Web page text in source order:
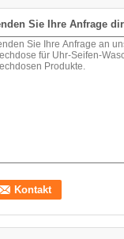
Sie Ihre Anfrage